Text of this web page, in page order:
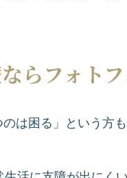
らフォト
は困る」という方